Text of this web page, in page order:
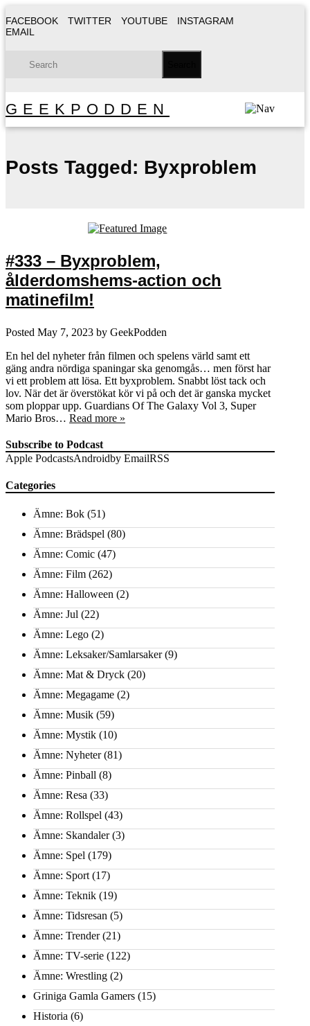
FACEBOOK TWITTER YOUTUBE
INSTAGRAM
EMAIL
GEEKPODDEN
Posts Tagged: Byxproblem
#333 – Byxproblem,
ålderdomshems-action och
matinefilm!
Posted May 7, 2023 by GeekPodden
En hel del nyheter från filmen och spelens värld samt ett
gäng andra nördiga spaningar ska genomgås… men först har
vi ett problem att lösa. Ett byxproblem. Snabbt löst tack och
lov. När det är överstökat kör vi på och det är ganska mycket
som ploppar upp. Guardians Of The Galaxy Vol 3, Super
Mario Bros… Read more »
Subscribe to Podcast
Apple PodcastsAndroidby EmailRSS
Categories
Ämne: Bok (51)
Ämne: Brädspel (80)
Ämne: Comic (47)
Ämne: Film (262)
Ämne: Halloween (2)
Ämne: Jul (22)
Ämne: Lego (2)
Ämne: Leksaker/Samlarsaker(9)
Ämne: Mat & Dryck (20)
Ämne: Megagame (2)
Ämne: Musik (59)
Ämne: Mystik (10)
Ämne: Nyheter(81)
Ämne: Pinball (8)
Ämne: Resa (33)
Ämne: Rollspel (43)
Ämne: Skandaler(3)
Ämne: Spel (179)
Ämne: Sport (17)
Ämne: Teknik (19)
Ämne: Tidsresan (5)
Ämne: Trender(21)
Ämne: TV-serie (122)
Ämne: Wrestling (2)
Griniga Gamla Gamers (15)
Historia (6)